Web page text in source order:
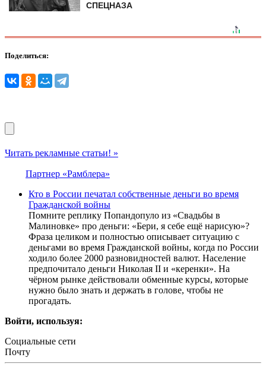
СПЕЦНАЗА
Поделиться:
Читать рекламные статьи! »
Партнер «Рамблера»
Кто в России печатал собственные деньги во время
Гражданской войны
Помните реплику Попандопуло из «Свадьбы в
Малиновке» про деньги: «Бери, я себе ещё нарисую»?
Фраза целиком и полностью описывает ситуацию с
деньгами во время Гражданской войны, когда по России
ходило более 2000 разновидностей валют. Население
предпочитало деньги Николая II и «керенки». На
чёрном рынке действовали обменные курсы, которые
нужно было знать и держать в голове, чтобы не
прогадать.
Войти, используя:
Социальные сети
Почту